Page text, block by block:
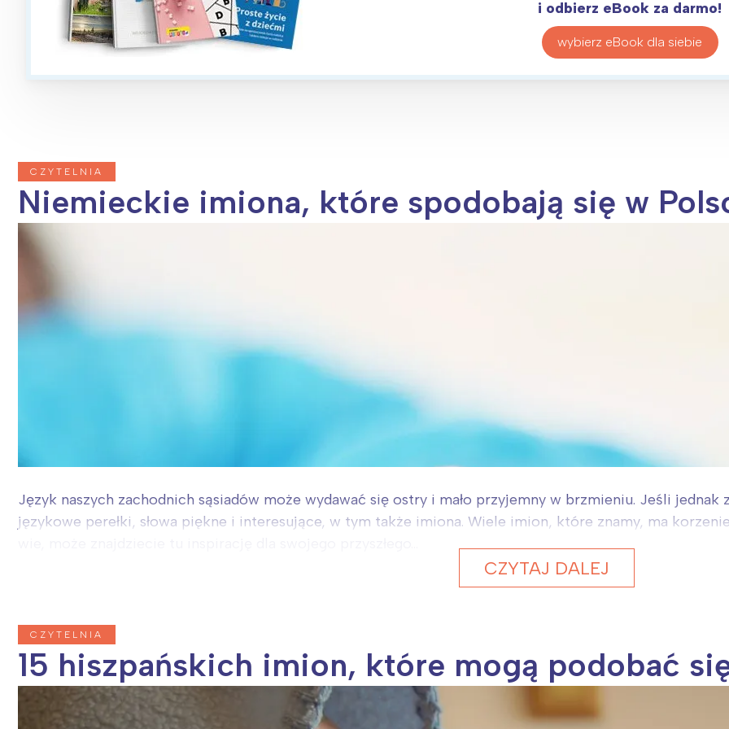
i odbierz eBook za darmo!
wybierz eBook dla siebie
CZYTELNIA
Niemieckie imiona, które spodobają się w
Język naszych zachodnich sąsiadów może wydawać się ostry i mało przyjemny w brzmieniu. Jeśli
językowe perełki, słowa piękne i interesujące, w tym także imiona. Wiele imion, które znamy, ma
CZYTAJ DALEJ
CZYTELNIA
15 hiszpańskich imion, które mogą podobać